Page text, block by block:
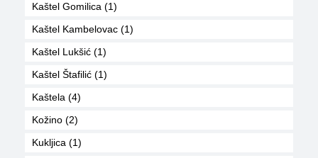
Kaštel Gomilica (1)
Kaštel Kambelovac (1)
Kaštel Lukšić (1)
Kaštel Štafilić (1)
Kaštela (4)
Kožino (2)
Kukljica (1)